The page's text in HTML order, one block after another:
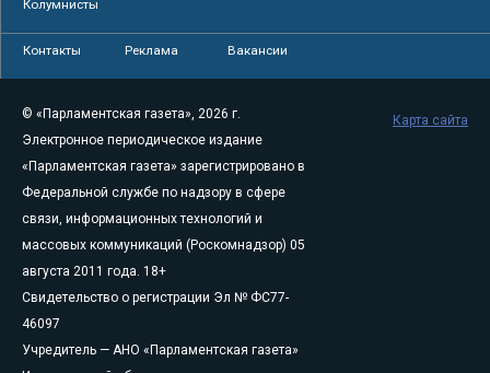
Колумнисты
Контакты Реклама Вакансии
© «Парламентская газета», 2026 г.
Электронное периодическое издание
«Парламентская газета» зарегистрировано в
Федеральной службе по надзору в сфере
связи, информационных технологий и
массовых коммуникаций (Роскомнадзор) 05
августа 2011 года. 18+
Свидетельство о регистрации Эл № ФС77-
46097
Учредитель — АНО «Парламентская газета»
Карта сайта